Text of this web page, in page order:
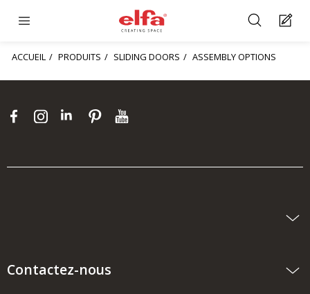
ACCUEIL PRODUITS SLIDING DOORS ASSEMBLY OPTIONS
Contactez-nous